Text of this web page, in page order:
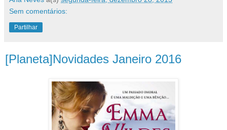
Sem comentários:
Partilhar
[Planeta]Novidades Janeiro 2016